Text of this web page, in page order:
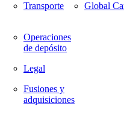
Transporte
Operaciones
de depósito
Legal
Fusiones y
adquisiciones
Global